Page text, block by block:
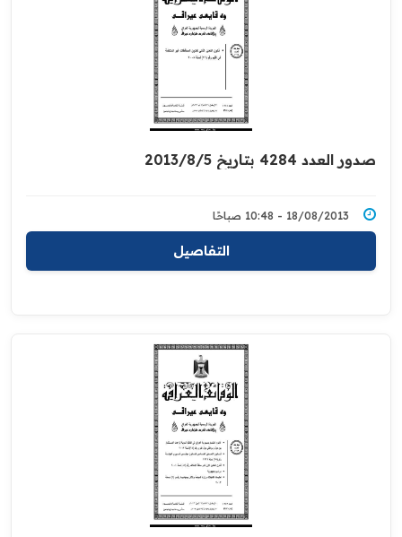
صدور العدد 4284 بتاريخ 2013/8/5
18/08/2013 - 10:48 صباحًا
التفاصيل